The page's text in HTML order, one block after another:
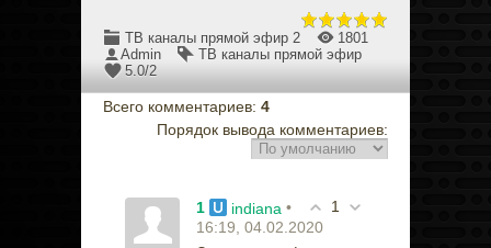
ТВ каналы прямой эфир 2
1801
Admin
ТВ каналы прямой эфир
5.0/2
Всего комментариев: 4
Порядок вывода комментариев:
1
1 indiana •
16:19, 04.02.2020